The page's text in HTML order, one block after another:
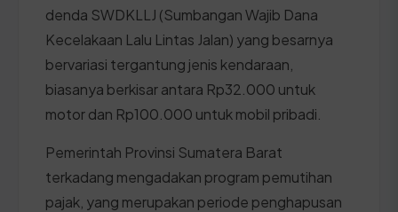
denda SWDKLLJ (Sumbangan Wajib Dana
Kecelakaan Lalu Lintas Jalan) yang besarnya
bervariasi tergantung jenis kendaraan,
biasanya berkisar antara Rp32.000 untuk
motor dan Rp100.000 untuk mobil pribadi.
Pemerintah Provinsi Sumatera Barat
terkadang mengadakan program pemutihan
pajak, yang merupakan periode penghapusan